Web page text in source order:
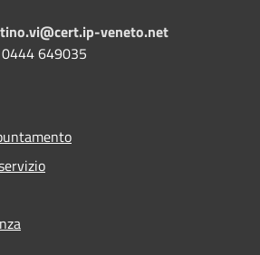
veneto.net
649035